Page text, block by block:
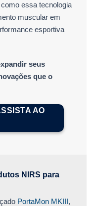
essa tecnologia
muscular em
esportiva
seus
que o
AO
NIRS para
PortaMon MKIII,